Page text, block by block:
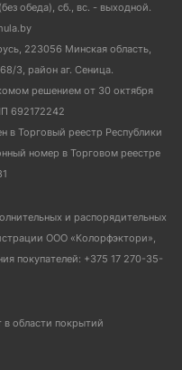
обеда), сб., вс. - выходной.
223056 Минская область,
3, район аг. Сеница.
решением от 30 октября
692172242
в Торговый реестр Республики
номер в Торговом реестре
и распорядительных
ООО «Колорфэктори»,
покупателей: +375 17 270-35-
области покрытий